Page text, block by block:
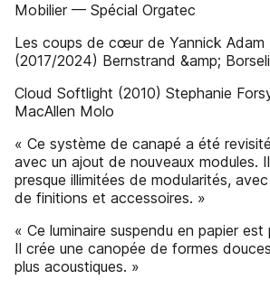
Mobilier — Spécial Orgatec
Les coups de cœur de Yannick Adam
(2017/2024) Bernstrand &amp;
Cloud Softlight (2010) Stephanie
MacAllen Molo
« Ce système de canapé a été
avec un ajout de nouveaux modules.
presque illimitées de modularités,
de finitions et accessoires. »
« Ce luminaire suspendu en papier est
Il crée une canopée de formes
plus acoustiques. »